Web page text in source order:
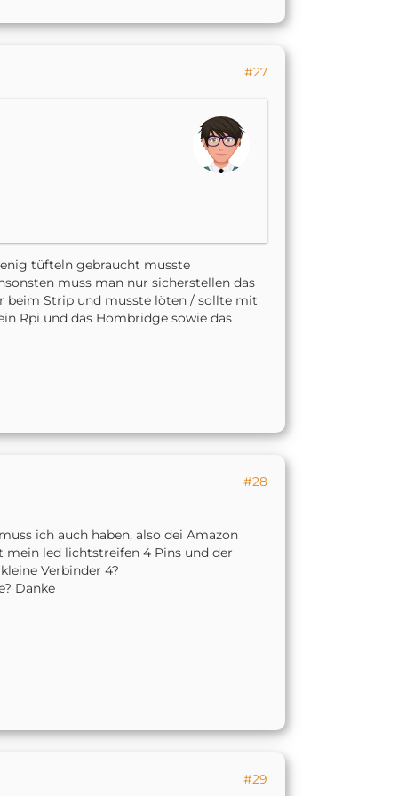
#27
tüfteln gebraucht musste
muss man nur sicherstellen das
beim Strip und musste löten / sollte mit
Rpi und das Hombridge sowie das
#28
ich auch haben, also dei Amazon
mein led lichtstreifen 4 Pins und der
Verbinder 4?
Danke
#29